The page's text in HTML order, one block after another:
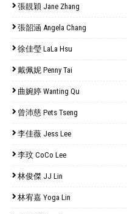
張靚穎 Jane Zhang
張韶涵 Angela Chang
徐佳瑩 LaLa Hsu
戴佩妮 Penny Tai
曲婉婷 Wanting Qu
曾沛慈 Pets Tseng
李佳薇 Jess Lee
李玟 CoCo Lee
林俊傑 JJ Lin
林宥嘉 Yoga Lin